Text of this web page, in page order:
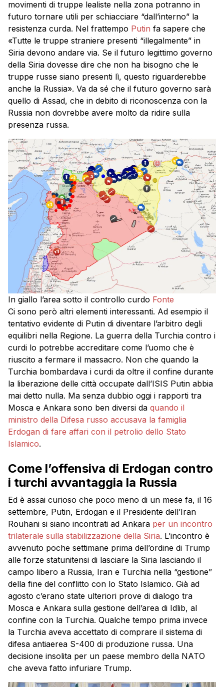
movimenti di truppe lealiste nella zona potranno in
futuro tornare utili per schiacciare “dall’interno” la
resistenza curda. Nel frattempo Putin fa sapere che
«Tutte le truppe straniere presenti “illegalmente” in
Siria devono andare via. Se il futuro legittimo governo
della Siria dovesse dire che non ha bisogno che le
truppe russe siano presenti lì, questo riguarderebbe
anche la Russia». Va da sé che il futuro governo sarà
quello di Assad, che in debito di riconoscenza con la
Russia non dovrebbe avere molto da ridire sulla
presenza russa.
In giallo l’area sotto il controllo curdo Fonte
Ci sono però altri elementi interessanti. Ad esempio il
tentativo evidente di Putin di diventare l’arbitro degli
equilibri nella Regione. La guerra della Turchia contro i
curdi lo potrebbe accreditare come l’uomo che è
riuscito a fermare il massacro. Non che quando la
Turchia bombardava i curdi da oltre il confine durante
la liberazione delle città occupate dall’ISIS Putin abbia
mai detto nulla. Ma senza dubbio oggi i rapporti tra
Mosca e Ankara sono ben diversi da quando il
ministro della Difesa russo accusava la famiglia
Erdogan di fare affari con il petrolio dello Stato
Islamico.
Come l’offensiva di Erdogan contro
i turchi avvantaggia la Russia
Ed è assai curioso che poco meno di un mese fa, il 16
settembre, Putin, Erdogan e il Presidente dell’Iran
Rouhani si siano incontrati ad Ankara per un incontro
trilaterale sulla stabilizzazione della Siria. L’incontro è
avvenuto poche settimane prima dell’ordine di Trump
alle forze statunitensi di lasciare la Siria lasciando il
campo libero a Russia, Iran e Turchia nella “gestione”
della fine del conflitto con lo Stato Islamico. Già ad
agosto c’erano state ulteriori prove di dialogo tra
Mosca e Ankara sulla gestione dell’area di Idlib, al
confine con la Turchia. Qualche tempo prima invece
la Turchia aveva accettato di comprare il sistema di
difesa antiaerea S-400 di produzione russa. Una
decisione insolita per un paese membro della NATO
che aveva fatto infuriare Trump.